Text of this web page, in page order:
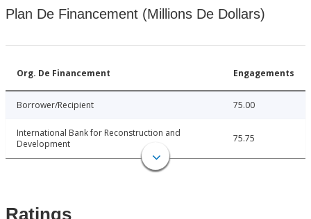
Plan De Financement (Millions De Dollars)
Org. De Financement Engagements
Borrower/Recipient 75.00
International Bank for Reconstruction and
Development
75.75
Ratings